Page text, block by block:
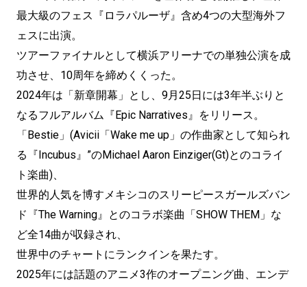
最大級のフェス『ロラパルーザ』含め4つの大型海外フ
ェスに出演。
ツアーファイナルとして横浜アリーナでの単独公演を成
功させ、10周年を締めくくった。
2024年は「新章開幕」とし、9月25日には3年半ぶりと
なるフルアルバム『Epic Narratives』をリリース。
「Bestie」(Avicii「Wake me up」の作曲家として知られ
る『Incubus』”のMichael Aaron Einziger(Gt)とのコライ
ト楽曲)、
世界的人気を博すメキシコのスリーピースガールズバン
ド『The Warning』とのコラボ楽曲「SHOW THEM」な
ど全14曲が収録され、
世界中のチャートにランクインを果たす。
2025年には話題のアニメ3作のオープニング曲、エンデ